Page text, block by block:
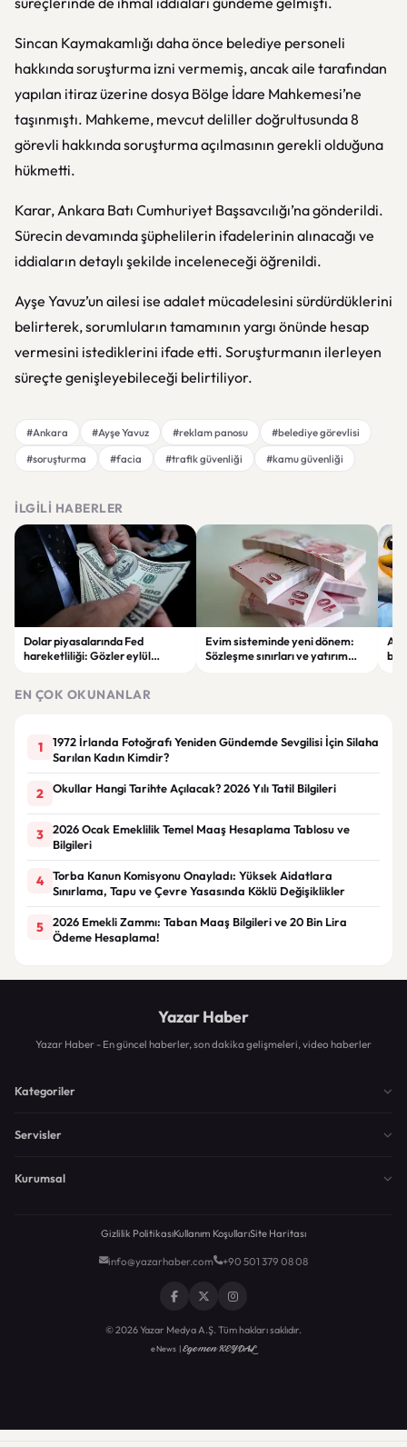
Sincan Kaymakamlığı daha önce belediye personeli
hakkında soruşturma izni vermemiş, ancak aile tarafından
yapılan itiraz üzerine dosya Bölge İdare Mahkemesi’ne
taşınmıştı. Mahkeme, mevcut deliller doğrultusunda 8
görevli hakkında soruşturma açılmasının gerekli olduğuna
hükmetti.
Karar, Ankara Batı Cumhuriyet Başsavcılığı’na gönderildi.
Sürecin devamında şüphelilerin ifadelerinin alınacağı ve
iddiaların detaylı şekilde inceleneceği öğrenildi.
Ayşe Yavuz’un ailesi ise adalet mücadelesini sürdürdüklerini
belirterek, sorumluların tamamının yargı önünde hesap
vermesini istediklerini ifade etti. Soruşturmanın ilerleyen
süreçte genişleyebileceği belirtiliyor.
#Ankara #Ayşe Yavuz #reklam panosu
#belediye görevlisi
#soruşturma
#facia #trafik güvenliği #kamu güvenliği
İLGILI HABERLER
Dolar piyasalarında Fed
hareketliliği: Gözler eylül
Evim sisteminde yeni dönem:
Sözleşme sınırları ve yatırım
EN ÇOK OKUNANLAR
1
1972 İrlanda Fotoğrafı Yeniden Gündemde Sevgilisi İçin Silaha
Sarılan Kadın Kimdir?
2 Okullar Hangi Tarihte Açılacak? 2026 Yılı Tatil Bilgileri
3
2026 Ocak Emeklilik Temel Maaş Hesaplama Tablosu ve
Bilgileri
4
Torba Kanun Komisyonu Onayladı: Yüksek Aidatlara
Sınırlama, Tapu ve Çevre Yasasında Köklü Değişiklikler
5
2026 Emekli Zammı: Taban Maaş Bilgileri ve 20 Bin Lira
Ödeme Hesaplama!
Yazar Haber
Yazar Haber - En güncel haberler, son dakika gelişmeleri, video haberler
Kategoriler
Servisler
Kurumsal
Gizlilik PolitikasıKullanım KoşullarıSite Haritası
info@yazarhaber.com +90 501 379 08 08
© 2026 Yazar Medya A.Ş. Tüm hakları saklıdır.
eNews |Egemen KEYDAL